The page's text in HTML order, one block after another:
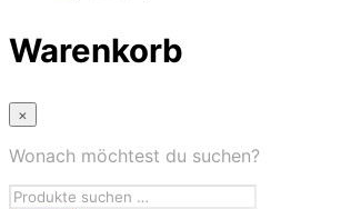
Warenkorb
×
Wonach möchtest du suchen?